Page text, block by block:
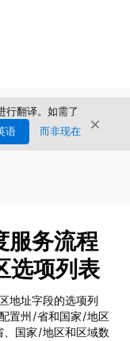
行翻译。如需了
语 而非现在 关闭
服务流程
选项列表
地址字段的选项列
置州/省和国家/地区
国家/地区和区域数